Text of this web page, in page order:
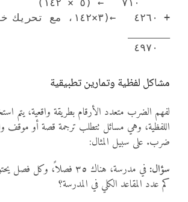
مشاكل لفظية وتمارين تطبيقية
لفهم الضرب متعدد الأرقام بطريقة واقعية، يتم
اللفظية، وهي مسائل تتطلب ترجمة قصة أو موقف
ضرب. على سبيل المثال:
سؤال:
كم عدد المقاعد الكلي في المدرسة؟